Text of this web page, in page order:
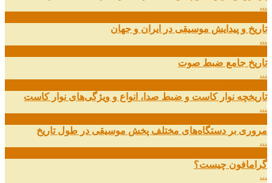
...
تاریخ و پیدایش موسیقی در ایران و جهان
...
تاریخ جامع ضبط صوت
...
تاریخچه نوار کاست و ضبط صدا، انواع و ویژگی‌های نوار کاست
...
مروری بر دستگاه‌های مختلف پخش موسیقی در طول تاریخ
...
گرامافون چیست؟
...